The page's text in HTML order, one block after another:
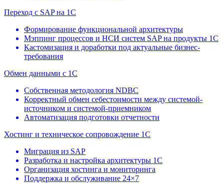
Переход с SAP на 1С
Формирование функциональной архитектуры
Мэппинг процессов и НСИ систем SAP на продукты 1С
Кастомизация и доработки под актуальные бизнес-
требования
Обмен данными с 1С
Собственная методология NDBC
Корректный обмен себестоимости между системой-
источником и системой-приемником
Автоматизация подготовки отчетности
Хостинг и техническое сопровождение 1С
Миграция из SAP
Разработка и настройка архитектуры 1С
Организация хостинга и мониторинга
Поддержка и обслуживание 24×7